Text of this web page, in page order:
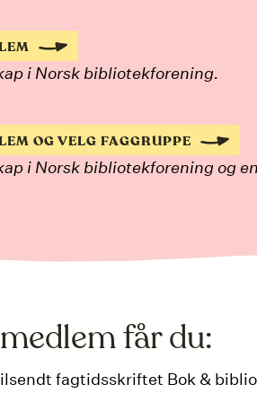
i Norsk bibliotekforening.
OG VELG FAGGRUPPE
i Norsk bibliotekforening og
får du:
fagtidsskriftet Bok &